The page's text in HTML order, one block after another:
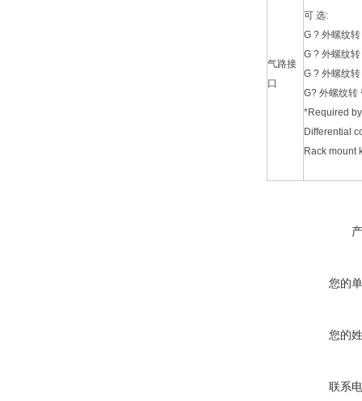
气路接
口
可 选:
G ? 外螺纹
G ? 外螺纹
G ? 外螺纹
G? 外螺纹
*Required
Differential
Rack mount
您的
您的
联系